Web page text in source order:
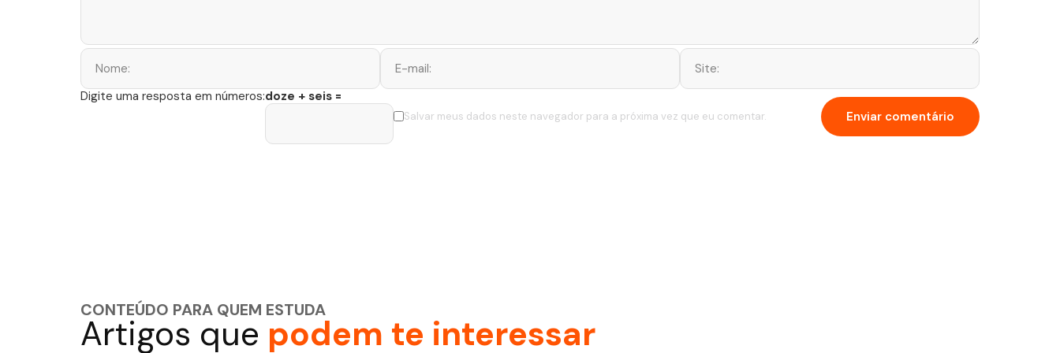
Salvar meus dados neste navegador para a próxima vez que eu comentar.
Digite uma resposta em números:doze + seis =
CONTEÚDO PARA QUEM ESTUDA
Artigos que podem te interessar